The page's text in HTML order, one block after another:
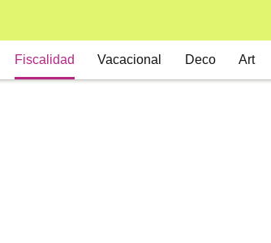
Fiscalidad Vacacional Deco Art